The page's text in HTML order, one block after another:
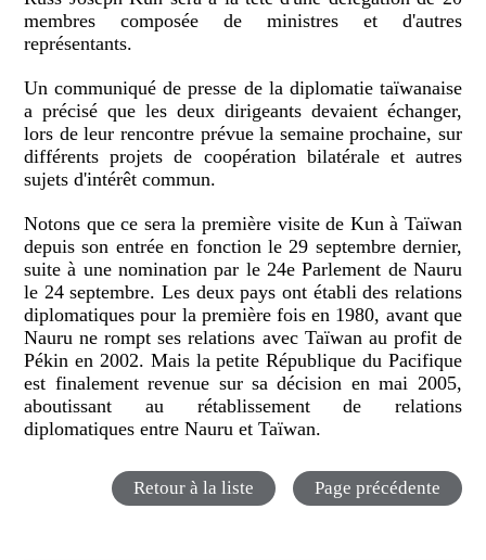
membres composée de ministres et d'autres
représentants.
Un communiqué de presse de la diplomatie taïwanaise
a précisé que les deux dirigeants devaient échanger,
lors de leur rencontre prévue la semaine prochaine, sur
différents projets de coopération bilatérale et autres
sujets d'intérêt commun.
Notons que ce sera la première visite de Kun à Taïwan
depuis son entrée en fonction le 29 septembre dernier,
suite à une nomination par le 24e Parlement de Nauru
le 24 septembre. Les deux pays ont établi des relations
diplomatiques pour la première fois en 1980, avant que
Nauru ne rompt ses relations avec Taïwan au profit de
Pékin en 2002. Mais la petite République du Pacifique
est finalement revenue sur sa décision en mai 2005,
aboutissant au rétablissement de relations
diplomatiques entre Nauru et Taïwan.
Retour à la liste Page précédente